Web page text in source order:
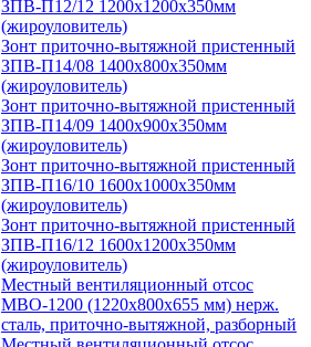
ЗПВ-П12/12 1200х1200х350мм
(жироуловитель)
Зонт приточно-вытяжной пристенный
ЗПВ-П14/08 1400х800х350мм
(жироуловитель)
Зонт приточно-вытяжной пристенный
ЗПВ-П14/09 1400х900х350мм
(жироуловитель)
Зонт приточно-вытяжной пристенный
ЗПВ-П16/10 1600х1000х350мм
(жироуловитель)
Зонт приточно-вытяжной пристенный
ЗПВ-П16/12 1600х1200х350мм
(жироуловитель)
Местный вентиляционный отсос
МВО-1200 (1220х800х655 мм) нерж.
сталь, приточно-вытяжной, разборный